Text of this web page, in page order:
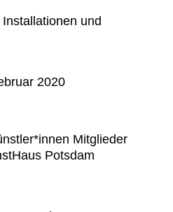
und
2020
Mitglieder
Potsdam